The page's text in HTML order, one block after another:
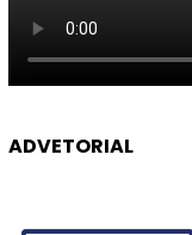
ADVETORIAL